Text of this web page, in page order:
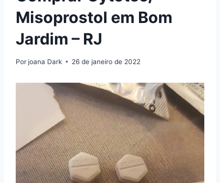
Misoprostol em Bom
Jardim – RJ
Por joana Dark 26 de janeiro de 2022